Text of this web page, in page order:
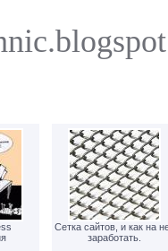
Сетка сайтов, и как на
заработать.